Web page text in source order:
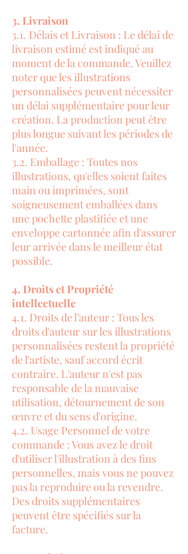
3. Livraison
3.1. Délais et Livraison : Le délai de
livraison estimé est indiqué au
moment de la commande. Veuillez
noter que les illustrations
personnalisées peuvent nécessiter
un délai supplémentaire pour leur
création. La production peut être
plus longue suivant les périodes de
l'année.
3.2. Emballage : Toutes nos
illustrations, qu'elles soient faites
main ou imprimées, sont
soigneusement emballées dans
une pochette plastifiée et une
enveloppe cartonnée afin d'assurer
leur arrivée dans le meilleur état
possible.
4. Droits et Propriété
intellectuelle
4.1. Droits de l’auteur : Tous les
droits d'auteur sur les illustrations
personnalisées restent la propriété
de l'artiste, sauf accord écrit
contraire. L'auteur n'est pas
responsable de la mauvaise
utilisation, détournement de son
œuvre et du sens d'origine.
4.2. Usage Personnel de votre
commande : Vous avez le droit
d'utiliser l'illustration à des fins
personnelles, mais vous ne pouvez
pas la reproduire ou la revendre.
Des droits supplémentaires
peuvent être spécifiés sur la
facture.